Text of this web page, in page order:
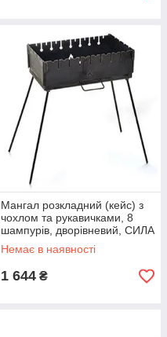
Мангал розкладний (кейс) з
чохлом та рукавичками, 8
шампурів, дворівневий, СИЛА
Немає в наявності
1 644 ₴